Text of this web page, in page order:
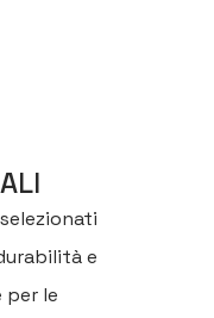
e
per le